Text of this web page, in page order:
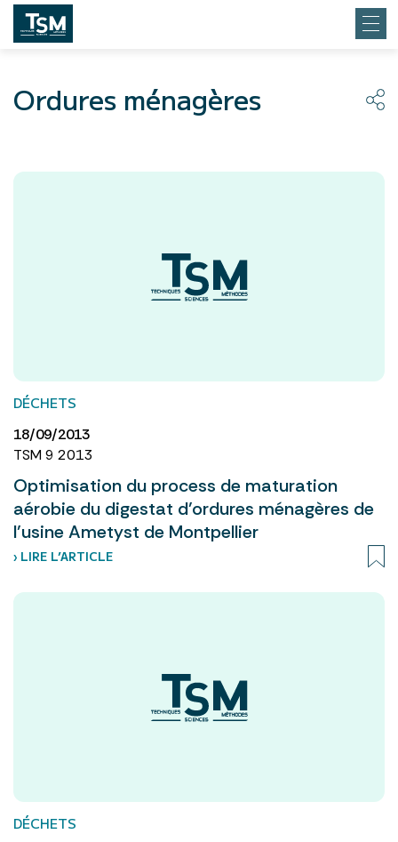
Ordures ménagères
DÉCHETS
18/09/2013
TSM 9 2013
Optimisation du process de maturation
aérobie du digestat d’ordures ménagères de
l’usine Ametyst de Montpellier
› LIRE L’ARTICLE
DÉCHETS